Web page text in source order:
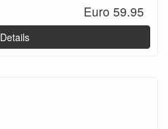
Euro 59.95
Details